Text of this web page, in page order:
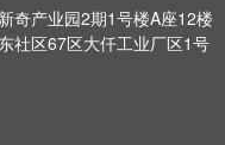
奇产业园2期1号楼A座12楼
社区67区大仟工业厂区1号